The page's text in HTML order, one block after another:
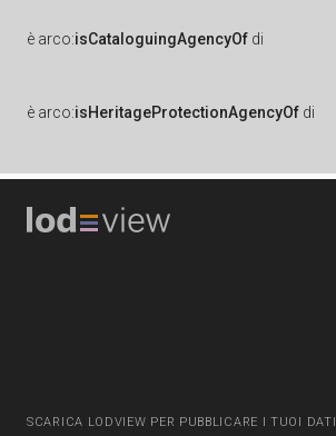
è arco:isCataloguingAgencyOf di
è arco:isHeritageProtectionAgencyOf di
SCARICA LODVIEW PER PUBBLICARE I TUOI DATI